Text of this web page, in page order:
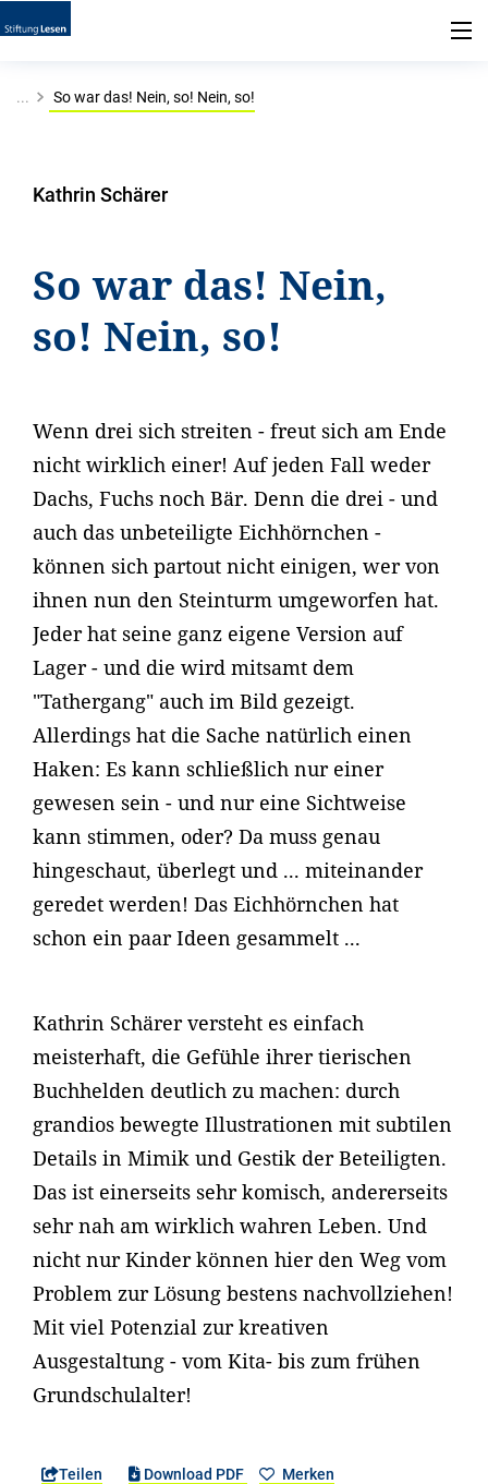
... So war das! Nein, so! Nein, so!
Kathrin Schärer
So war das! Nein,
so! Nein, so!
Wenn drei sich streiten - freut sich am Ende
nicht wirklich einer! Auf jeden Fall weder
Dachs, Fuchs noch Bär. Denn die drei - und
auch das unbeteiligte Eichhörnchen -
können sich partout nicht einigen, wer von
ihnen nun den Steinturm umgeworfen hat.
Jeder hat seine ganz eigene Version auf
Lager - und die wird mitsamt dem
"Tathergang" auch im Bild gezeigt.
Allerdings hat die Sache natürlich einen
Haken: Es kann schließlich nur einer
gewesen sein - und nur eine Sichtweise
kann stimmen, oder? Da muss genau
hingeschaut, überlegt und ... miteinander
geredet werden! Das Eichhörnchen hat
schon ein paar Ideen gesammelt ...
Kathrin Schärer versteht es einfach
meisterhaft, die Gefühle ihrer tierischen
Buchhelden deutlich zu machen: durch
grandios bewegte Illustrationen mit subtilen
Details in Mimik und Gestik der Beteiligten.
Das ist einerseits sehr komisch, andererseits
sehr nah am wirklich wahren Leben. Und
nicht nur Kinder können hier den Weg vom
Problem zur Lösung bestens nachvollziehen!
Mit viel Potenzial zur kreativen
Ausgestaltung - vom Kita- bis zum frühen
Grundschulalter!
Teilen Download PDF Merken